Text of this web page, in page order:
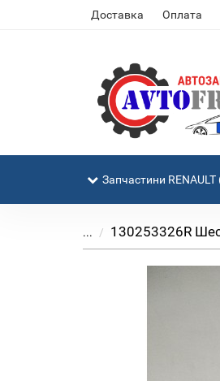
Доставка Оплата
Запчастини
... 130253326R